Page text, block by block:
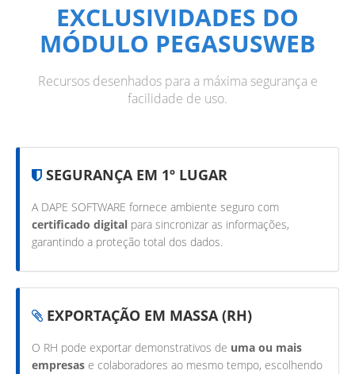
EXCLUSIVIDADES DO
MÓDULO PEGASUSWEB
Recursos desenhados para a máxima segurança e
facilidade de uso.
SEGURANÇA EM 1º LUGAR
A DAPE SOFTWARE fornece ambiente seguro com
certificado digital para sincronizar as informações,
garantindo a proteção total dos dados.
EXPORTAÇÃO EM MASSA (RH)
O RH pode exportar demonstrativos de uma ou mais
empresas e colaboradores ao mesmo tempo, escolhendo